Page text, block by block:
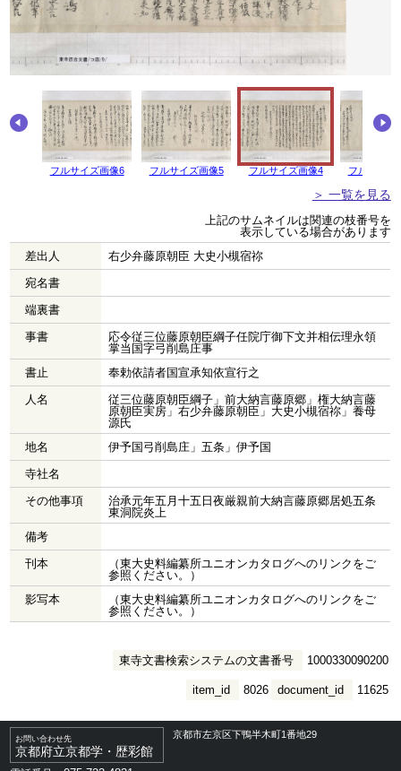
フルサイズ画像6 フルサイズ画像5 フルサイズ画像4 フルサイズ
＞ 一覧を見る
上記のサムネイルは関連の枝番号を
表示している場合があります
差出人
右少弁藤原朝臣 大史小槻宿祢
宛名書
端裏書
事書
応令従三位藤原朝臣綱子任院庁御下文并相伝理永領
掌当国字弓削島庄事
書止
奉勅依請者国宣承知依宣行之
人名
従三位藤原朝臣綱子」前大納言藤原郷」権大納言藤
原朝臣実房」右少弁藤原朝臣」大史小槻宿祢」養母
源氏
地名
伊予国弓削島庄」五条」伊予国
寺社名
その他事項
治承元年五月十五日夜厳親前大納言藤原郷居処五条
東洞院炎上
備考
刊本
（東大史料編纂所ユニオンカタログへのリンクをご
参照ください。）
影写本
（東大史料編纂所ユニオンカタログへのリンクをご
参照ください。）
東寺文書検索システムの文書番号 1000330090200
document_id 11625
item_id 8026
お問い合わせ先
京都府立京都学・歴彩館
京都市左京区下鴨半木町1番地29